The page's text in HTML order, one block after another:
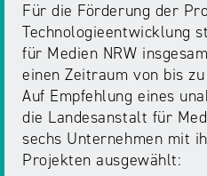
Für die Förderung der
Technologieentwicklung
für Medien NRW
einen Zeitraum von bis
Auf Empfehlung eines
die Landesanstalt für
sechs Unternehmen mit
Projekten ausgewählt: